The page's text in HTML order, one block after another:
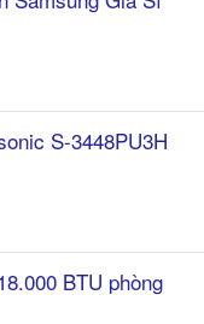
S-3448PU3H
BTU phòng